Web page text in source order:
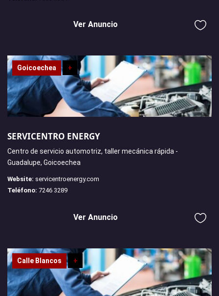
Ver Anuncio
Goicoechea +
SERVICENTRO ENERGY
Centro de servicio automotriz, taller mecánica rápida -
Guadalupe, Goicoechea
Website: servicentroenergy.com
Teléfono: 7246 3289
Ver Anuncio
Calle Blancos +